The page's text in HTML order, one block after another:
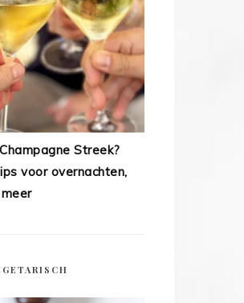
Streek?
voor overnachten,